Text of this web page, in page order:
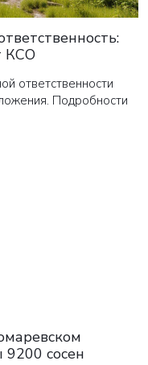
КСО
ответственности
Подробности
сосен